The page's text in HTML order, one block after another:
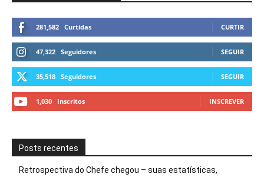
281,582 Curtidas CURTIR
47,322 Seguidores SEGUIR
35,518 Seguidores SEGUIR
1,030 Inscritos INSCREVER
Posts recentes
Retrospectiva do Chefe chegou – suas estatísticas,